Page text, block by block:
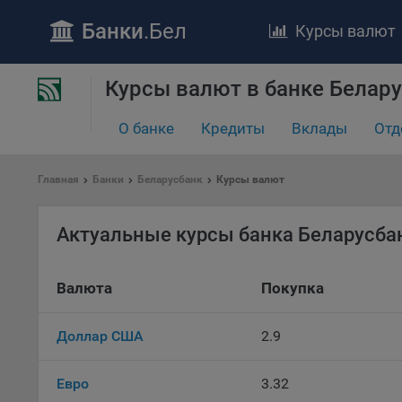
Банки.Бел Курсы валют
Курсы валют в банке
О банке Кредиты Вклады
Главная Банки Беларусбанк Курсы валют
Актуальные курсы банка
Валюта Покупка
Доллар США 2.9
Евро 3.32